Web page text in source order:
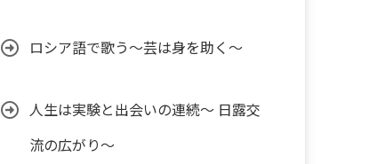
ロシア語で歌う〜芸は身を助く〜
人生は実験と出会いの連続〜 日露交
流の広がり〜